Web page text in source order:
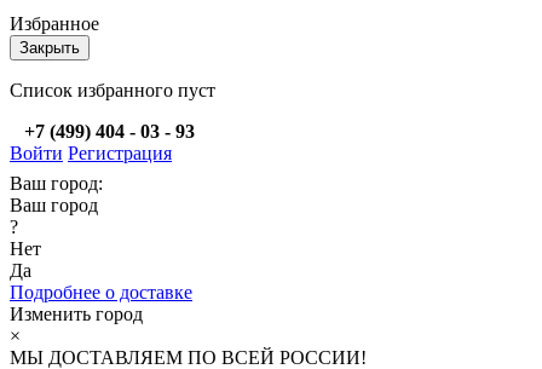
Избранное
Закрыть
Список избранного пуст
+7 (499) 404 - 03 - 93
Войти Регистрация
Ваш город:
Ваш город
?
Нет
Да
Подробнее о доставке
Изменить город
×
МЫ ДОСТАВЛЯЕМ ПО ВСЕЙ РОССИИ!